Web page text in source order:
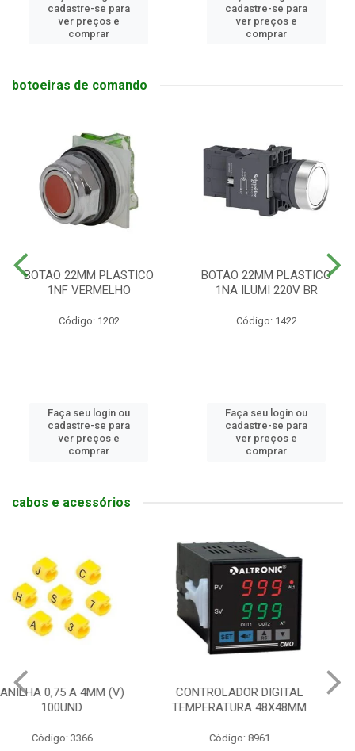
cadastre-se para
ver preços e
comprar
cadastre-se para
ver preços e
comprar
botoeiras de comando
BOTAO 22MM PLASTICO
1NF VERMELHO
Código: 1202
Faça seu login ou
cadastre-se para
ver preços e
comprar
BOTAO 22MM PLASTICO
1NA ILUMI 220V BR
Código: 1422
Faça seu login ou
cadastre-se para
ver preços e
comprar
cabos e acessórios
CONTROLADOR DIGITAL
TEMPERATURA 48X48MM
Código: 8961
RELE DE INTER SLIM 6A
1NAF COM BASE 24V
Código: 8638